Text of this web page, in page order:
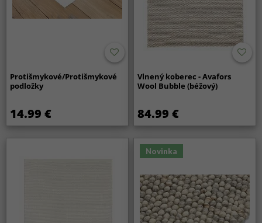
Protišmykové/Protišmykové
podložky
14.99 €
Vlnený koberec - Avafors
Wool Bubble (béžový)
84.99 €
Novinka